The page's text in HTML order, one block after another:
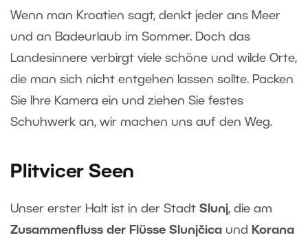
Wenn man Kroatien sagt, denkt jeder ans Meer
und an Badeurlaub im Sommer. Doch das
Landesinnere verbirgt viele schöne und wilde Orte,
die man sich nicht entgehen lassen sollte. Packen
Sie Ihre Kamera ein und ziehen Sie festes
Schuhwerk an, wir machen uns auf den Weg.
Plitvicer Seen
Unser erster Halt ist in der Stadt Slunj, die am
Zusammenfluss der Flüsse Slunjčica und
Korana